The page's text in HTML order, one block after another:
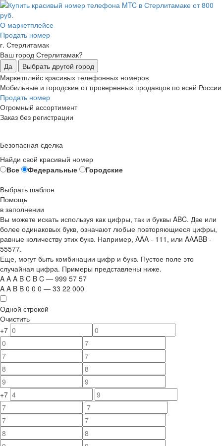
О маркетплейсе
Продать номер
г. Стерлитамак
Ваш город Стерлитамак?
Да
Выбрать другой город
Маркетплейс красивых телефонных номеров
Мобильные и городские от проверенных продавцов по всей России
Продать номер
Огромный ассортимент
Заказ без регистрации
Безопасная сделка
Найди свой красивый номер
Все
Федеральные
Городские
Выбрать шаблон
Помощь
в заполнении
Вы можете искать используя как цифры, так и буквы ABC. Две или
более одинаковых букв, означают любые повторяющиеся цифры,
равные количеству этих букв. Например, AAA - 111 , или AAABB -
55577.
Еще, могут быть комбинации цифр и букв. Пустое поле это
случайная цифра. Примеры представлены ниже.
A A A B C B C — 999 57 57
A A B B 0 0 0 — 33 22 000
Одной строкой
Очистить
+7
+7